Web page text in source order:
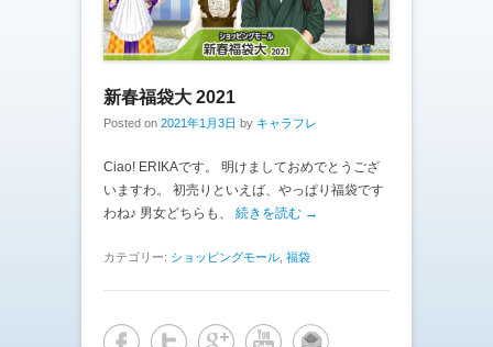
新春福袋大 2021
Posted on 2021年1月3日 by キャラフレ
Ciao! ERIKAです。 明けましておめでとうござ
いますわ。 初売りといえば、やっぱり福袋です
わね♪ 男女どちらも、 続きを読む →
カテゴリー: ショッピングモール 福袋